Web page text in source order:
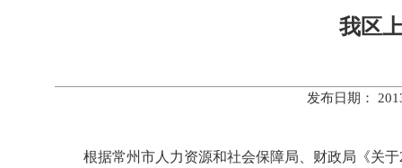
我区
发布日期：
根据常州市人力资源和社会保障局、财政局《关于